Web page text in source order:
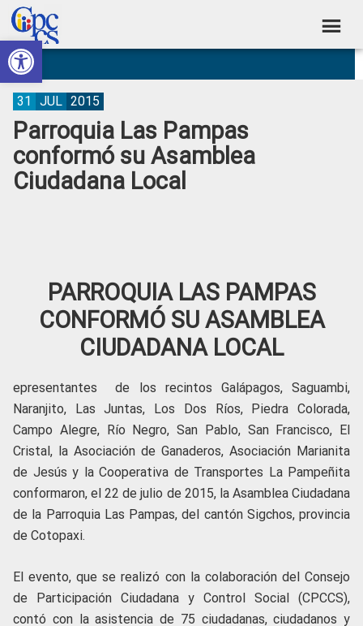
Abrir barra de herramientas
Skip
to
primary
navigation
Skip
to
main
content
Skip
to
primary
sidebar
Skip
to
footer
Consejo
de
Participación
Ciudadana
Control
Construyendo
Poder
Ciudadano
Parroquia Las Pampas
conformó su Asamblea
Ciudadana Local
31 JUL 2015
PARROQUIA LAS PAMPAS
CONFORMÓ SU ASAMBLEA
CIUDADANA LOCAL
epresentantes de los recintos Galápagos, Saguambi,
Naranjito, Las Juntas, Los Dos Ríos, Piedra Colorada,
Campo Alegre, Río Negro, San Pablo, San Francisco, El
Cristal, la Asociación de Ganaderos, Asociación Marianita
de Jesús y la Cooperativa de Transportes La Pampeñita
conformaron, el 22 de julio de 2015, la Asamblea Ciudadana
de la Parroquia Las Pampas, del cantón Sigchos, provincia
de Cotopaxi.
El evento, que se realizó con la colaboración del Consejo
de Participación Ciudadana y Control Social (CPCCS),
contó con la asistencia de 75 ciudadanas, ciudadanos y